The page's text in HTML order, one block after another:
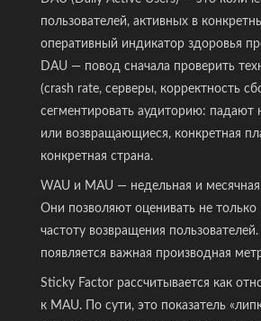
пользователей, активных в
оперативный индикатор здоровья
DAU — повод сначала проверить
(crash rate, серверы, корректность
сегментировать аудиторию: падают
или возвращающиеся, конкретная
конкретная страна.
WAU и MAU — недельная и месячная
Они позволяют оценивать не только
частоту возвращения
появляется важная производная
Sticky Factor рассчитывается как
к MAU. По сути, это показатель